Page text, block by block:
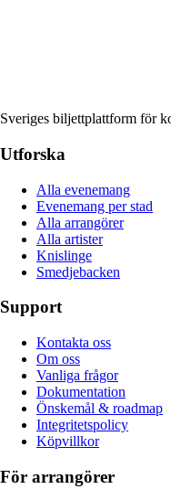
Sveriges biljettplattform för
Utforska
Alla evenemang
Evenemang per stad
Alla arrangörer
Alla artister
Knislinge
Smedjebacken
Support
Kontakta oss
Om oss
Vanliga frågor
Dokumentation
Önskemål & roadmap
Integritetspolicy
Köpvillkor
För arrangörer